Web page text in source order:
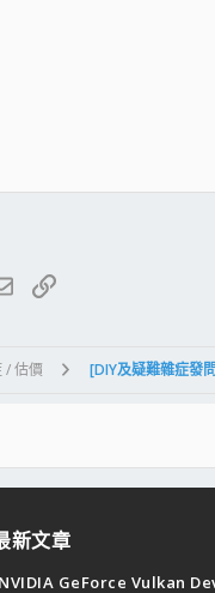
電子郵件
連結
/ 估價 [DIY及疑難雜症發
新文章
NVIDIA GeForce Vulkan